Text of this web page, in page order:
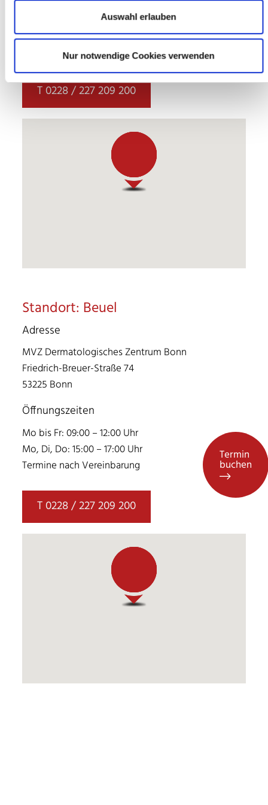
Auswahl erlauben
Nur notwendige Cookies verwenden
Mo bis Fr: 09:00 – 12:00 Uhr
Mo, Di, Do: 15:00 – 17:00 Uhr
Termine nach Vereinbarung
T 0228 / 227 209 200
Standort: Beuel
Adresse
MVZ Dermatologisches Zentrum Bonn
Friedrich-Breuer-Straße 74
53225 Bonn
Öffnungszeiten
Mo bis Fr: 09:00 – 12:00 Uhr
Mo, Di, Do: 15:00 – 17:00 Uhr
Termine nach Vereinbarung
T 0228 / 227 209 200
Termin
buchen